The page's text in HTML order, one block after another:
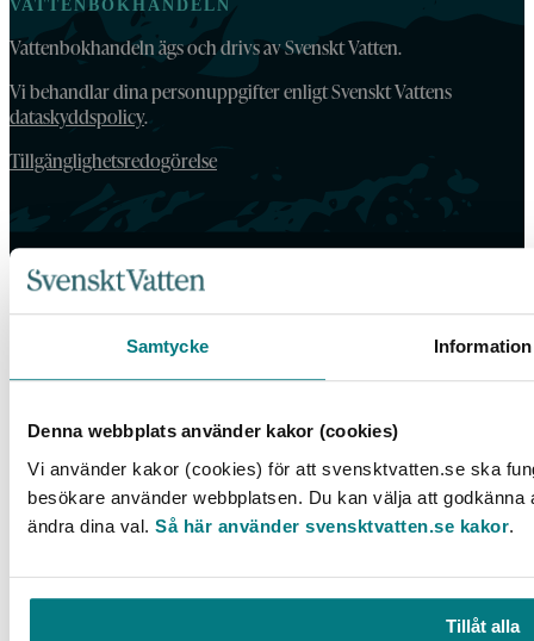
Samtycke Information
Denna webbplats använder kakor (cookies)
Vi använder kakor (cookies) för att svensktvatten.se ska
besökare använder webbplatsen. Du kan välja att
ändra dina val. Så här använder svensktvatten.se kakor.
Tillåt alla
VATTENBOKHANDELN
Vattenbokhandeln ägs och drivs av Svenskt Vatten.
Vi behandlar dina personuppgifter enligt Svenskt Vattens
dataskyddspolicy.
Tillgänglighetsredogörelse